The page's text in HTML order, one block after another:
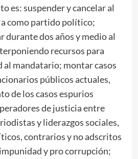
es: suspender y cancelar al
como partido político;
durante dos años y medio al
recursos para
mandatario; montar casos
públicos actuales,
de los casos espurios
de justicia entre
y liderazgos sociales,
contrarios y no adscritos
y pro corrupción;